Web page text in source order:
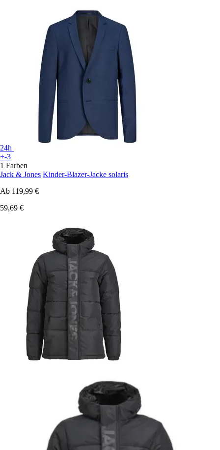
24h
+-3
1 Farben
Jack & Jones Kinder-Blazer-Jacke solaris
Ab 119,99 €
59,69 €